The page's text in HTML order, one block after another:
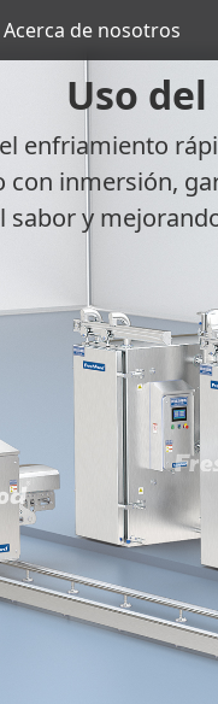
Acerca de nosotros
Uso
enfriamiento
con inmersión,
sabor y